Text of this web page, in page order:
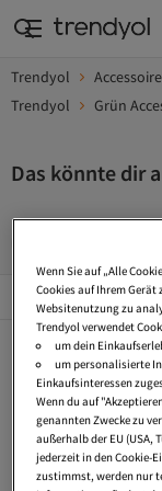
Trendyol
Trendyol
Grün
Das könnte dir
Beliebte Seiten
Kunstleder Rucksäcke
Kleiner Rucksack
Mantel Mit Gürtel
Rucksack Mit Rollen
Wenn Sie auf „Alle
Cookies auf Ihrem
Websitenutzung zu
Trendyol verwendet
um dein
um personalisierte
Einkaufsinteressen
Wenn du auf
genannten Zwecke zu
außerhalb der EU (USA,
jederzeit in den Cookie-
zustimmst, werden nur